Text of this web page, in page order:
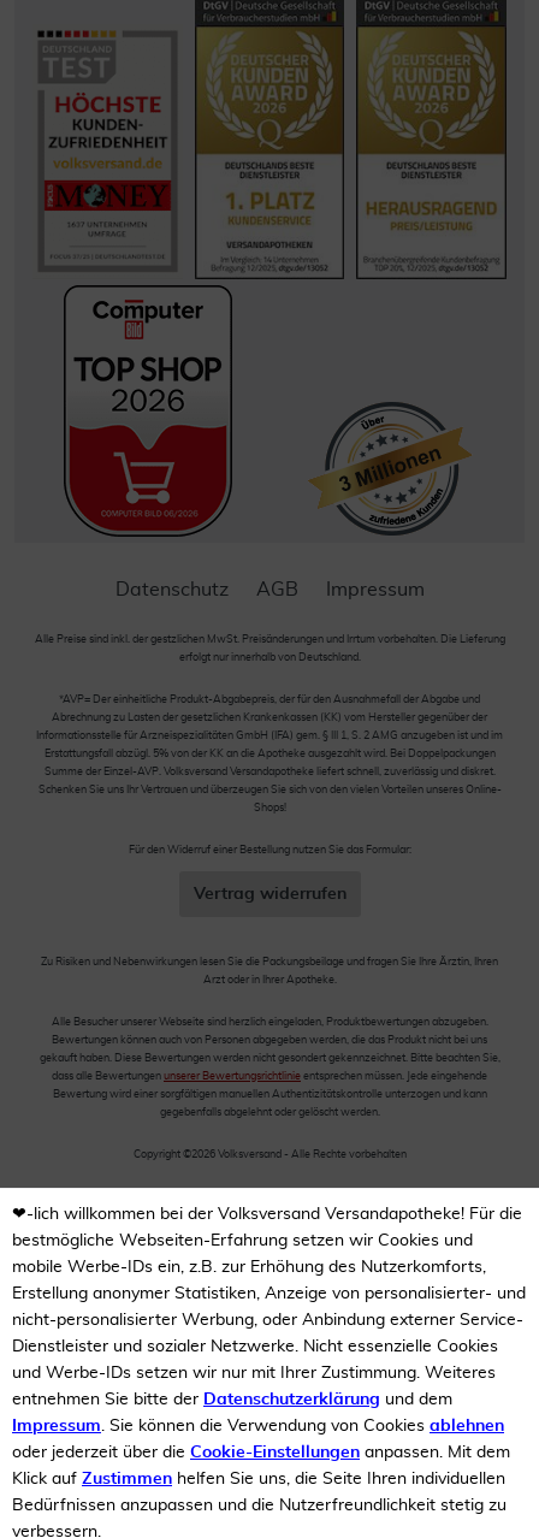
Datenschutz AGB Impressum
Alle Preise sind inkl. der gestzlichen MwSt. Preisänderungen und Irrtum vorbehalten. Die Lieferung
erfolgt nur innerhalb von Deutschland.
*AVP= Der einheitliche Produkt-Abgabepreis, der für den Ausnahmefall der Abgabe und
Abrechnung zu Lasten der gesetzlichen Krankenkassen (KK) vom Hersteller gegenüber der
Informationsstelle für Arzneispezialitäten GmbH (IFA) gem. § III 1, S. 2 AMG anzugeben ist und im
Erstattungsfall abzügl. 5% von der KK an die Apotheke ausgezahlt wird. Bei Doppelpackungen
Summe der Einzel-AVP. Volksversand Versandapotheke liefert schnell, zuverlässig und diskret.
Schenken Sie uns Ihr Vertrauen und überzeugen Sie sich von den vielen Vorteilen unseres Online-
Shops!
Für den Widerruf einer Bestellung nutzen Sie das Formular:
Vertrag widerrufen
Zu Risiken und Nebenwirkungen lesen Sie die Packungsbeilage und fragen Sie Ihre Ärztin, Ihren
Arzt oder in Ihrer Apotheke.
Alle Besucher unserer Webseite sind herzlich eingeladen, Produktbewertungen abzugeben.
Bewertungen können auch von Personen abgegeben werden, die das Produkt nicht bei uns
gekauft haben. Diese Bewertungen werden nicht gesondert gekennzeichnet. Bitte beachten Sie,
dass alle Bewertungen unserer Bewertungsrichtlinie entsprechen müssen. Jede eingehende
Bewertung wird einer sorgfältigen manuellen Authentizitätskontrolle unterzogen und kann
gegebenfalls abgelehnt oder gelöscht werden.
Copyright ©2026 Volksversand - Alle Rechte vorbehalten
❤-lich willkommen bei der Volksversand Versandapotheke! Für die
bestmögliche Webseiten-Erfahrung setzen wir Cookies und
mobile Werbe-IDs ein, z.B. zur Erhöhung des Nutzerkomforts,
Erstellung anonymer Statistiken, Anzeige von personalisierter- und
nicht-personalisierter Werbung, oder Anbindung externer Service-
Dienstleister und sozialer Netzwerke. Nicht essenzielle Cookies
und Werbe-IDs setzen wir nur mit Ihrer Zustimmung. Weiteres
entnehmen Sie bitte der Datenschutzerklärung und dem
Impressum. Sie können die Verwendung von Cookies ablehnen
oder jederzeit über die Cookie-Einstellungen anpassen. Mit dem
Klick auf Zustimmen helfen Sie uns, die Seite Ihren individuellen
Bedürfnissen anzupassen und die Nutzerfreundlichkeit stetig zu
verbessern.